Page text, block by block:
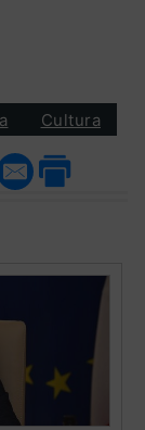
Cultura